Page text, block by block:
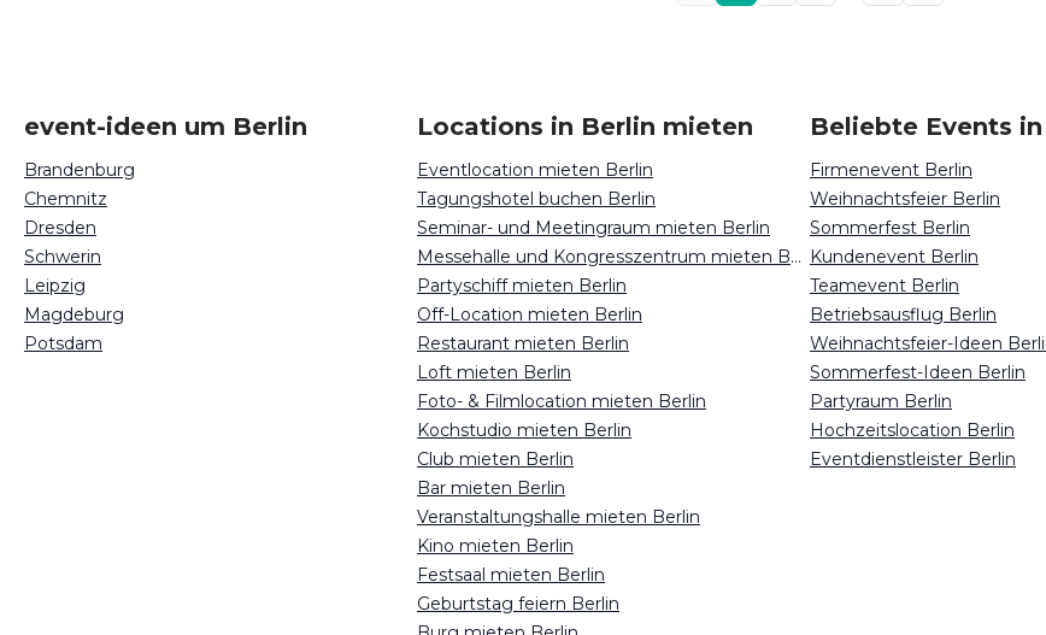
event-ideen um Berlin
Brandenburg
Chemnitz
Dresden
Schwerin
Leipzig
Magdeburg
Potsdam
Locations in Berlin mieten
Eventlocation mieten Berlin
Tagungshotel buchen Berlin
Seminar- und Meetingraum mieten Berlin
Messehalle und Kongresszentrum mieten Berlin
Partyschiff mieten Berlin
Off-Location mieten Berlin
Restaurant mieten Berlin
Loft mieten Berlin
Foto- & Filmlocation mieten Berlin
Kochstudio mieten Berlin
Club mieten Berlin
Bar mieten Berlin
Veranstaltungshalle mieten Berlin
Kino mieten Berlin
Festsaal mieten Berlin
Geburtstag feiern Berlin
Beliebte Events
Firmenevent Berlin
Weihnachtsfeier Berlin
Sommerfest Berlin
Kundenevent Berlin
Teamevent Berlin
Betriebsausflug Berlin
Weihnachtsfeier-Ideen
Sommerfest-Ideen Berlin
Partyraum Berlin
Hochzeitslocation Berlin
Eventdienstleister Berlin